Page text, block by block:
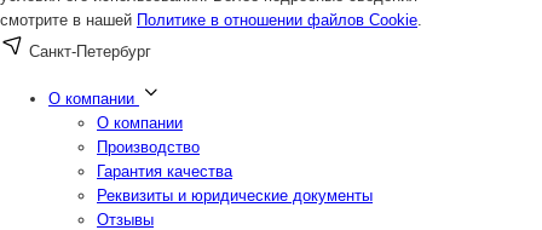
смотрите в нашей Политике в отношении файлов Cookie.
Санкт-Петербург
О компании
О компании
Производство
Гарантия качества
Реквизиты и юридические документы
Отзывы